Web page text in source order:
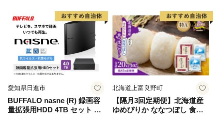
愛知県日進市
BUFFALO nasne (R) 録画容
量拡張用HDD 4TB セット バ
北海道上富良野町
【隔月3回定期便】北海道産
ゆめぴりか ななつぼし 食べ